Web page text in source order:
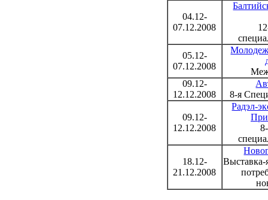
04.12-
07.12.2008
05.12-
07.12.2008
09.12-
12.12.2008
8-я
09.12-
12.12.2008
Радэл-
18.12-
21.12.2008
Выставка-